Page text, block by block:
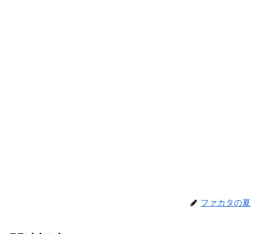
ファカタの夏